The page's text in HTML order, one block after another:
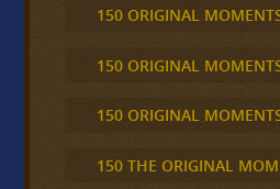
150 ORIGINAL
150 ORIGINAL
150 ORIGINAL
150 THE ORIGINAL